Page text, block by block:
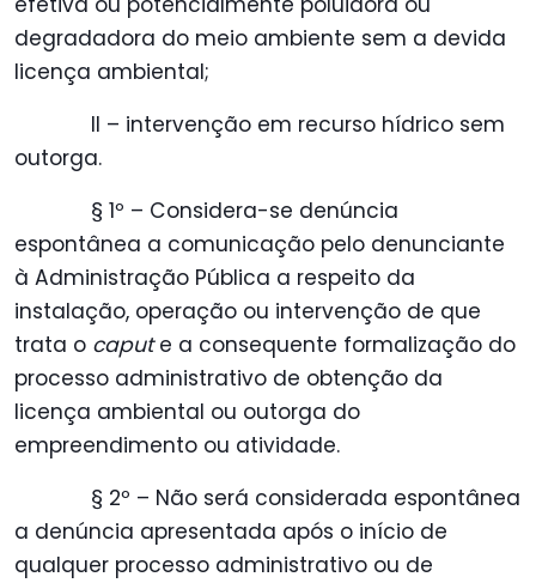
degradadora do meio ambiente sem a devida
licença ambiental;
II – intervenção em recurso hídrico sem
outorga.
§ 1º – Considera-se denúncia
espontânea a comunicação pelo denunciante
à Administração Pública a respeito da
instalação, operação ou intervenção de que
trata o capute a consequente formalização do
processo administrativo de obtenção da
licença ambiental ou outorga do
empreendimento ou atividade.
§ 2º – Não será considerada espontânea
a denúncia apresentada após o início de
qualquer processo administrativo ou de